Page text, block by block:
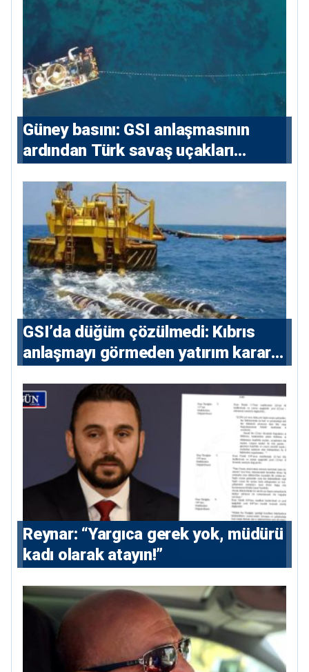
Güney basını: ⁠GSI anlaşmasının
ardından Türk savaş uçakları
GSI’da düğüm çözülmedi: Kıbrıs
anlaşmayı görmeden yatırım kararı
Reynar: “Yargıca gerek yok, müdürü
kadı olarak atayın!”